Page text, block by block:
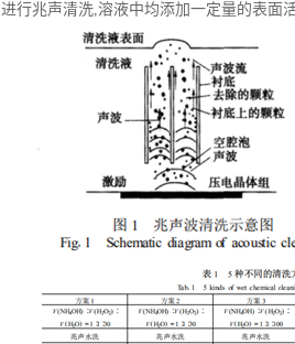
进行兆声清洗,溶液中均添加一定量的表面